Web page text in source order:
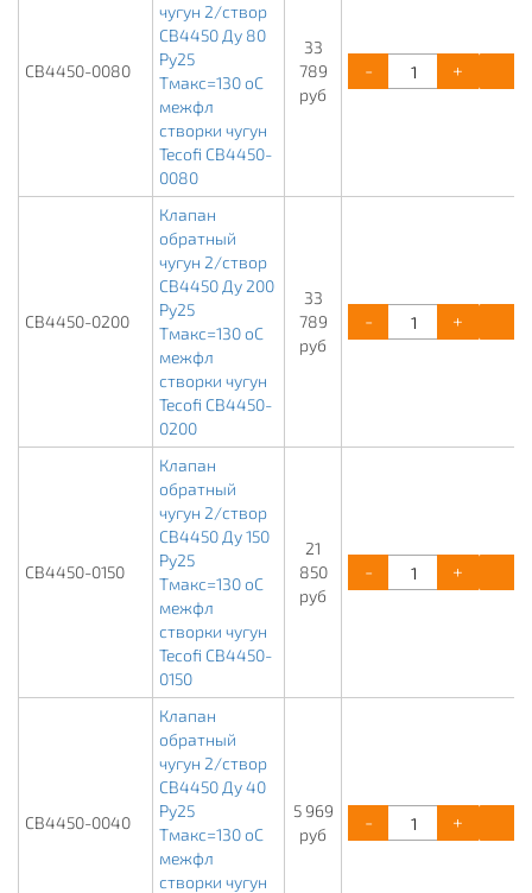
CB4450-0080
чугун 2/створ
CB4450 Ду 80
Ру25
Тмакс=130 оС
межфл
створки чугун
Tecofi CB4450-
0080
33
789
руб
- +
CB4450-0200
Клапан
обратный
чугун 2/створ
CB4450 Ду 200
Ру25
Тмакс=130 оС
межфл
створки чугун
Tecofi CB4450-
0200
33
789
руб
- +
CB4450-0150
Клапан
обратный
чугун 2/створ
CB4450 Ду 150
Ру25
Тмакс=130 оС
межфл
створки чугун
Tecofi CB4450-
0150
21
850
руб
- +
CB4450-0040
Клапан
обратный
чугун 2/створ
CB4450 Ду 40
Ру25
Тмакс=130 оС
межфл
створки чугун
5 969
руб
- +